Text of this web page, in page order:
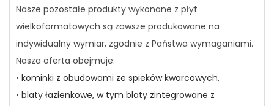
Nasze pozostałe produkty wykonane z płyt
wielkoformatowych są zawsze produkowane na
indywidualny wymiar, zgodnie z Państwa wymaganiami.
Nasza oferta obejmuje:
• kominki z obudowami ze spieków kwarcowych,
• blaty łazienkowe, w tym blaty zintegrowane z